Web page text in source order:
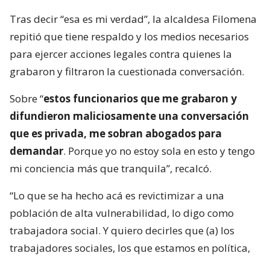
Tras decir “esa es mi verdad”, la alcaldesa Filomena
repitió que tiene respaldo y los medios necesarios
para ejercer acciones legales contra quienes la
grabaron y filtraron la cuestionada conversación.
Sobre “estos funcionarios que me grabaron y
difundieron maliciosamente una conversación
que es privada, me sobran abogados para
demandar. Porque yo no estoy sola en esto y tengo
mi conciencia más que tranquila”, recalcó.
“Lo que se ha hecho acá es revictimizar a una
población de alta vulnerabilidad, lo digo como
trabajadora social. Y quiero decirles que (a) los
trabajadores sociales, los que estamos en política,